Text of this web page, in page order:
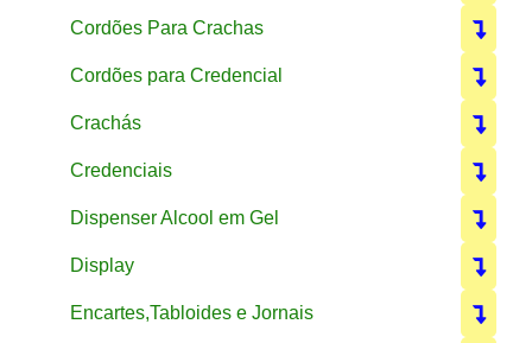
Cordões Para Crachas
Cordões para Credencial
Crachás
Credenciais
Dispenser Alcool em Gel
Display
Encartes,Tabloides e Jornais